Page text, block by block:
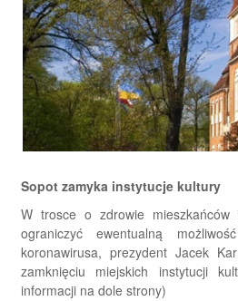
Sopot zamyka instytucje kultury
W trosce o zdrowie
ograniczyć ewentualną
koronawirusa, prezydent Jacek
zamknięciu miejskich instytucji
informacji na dole strony)